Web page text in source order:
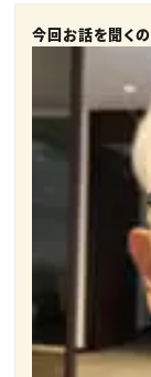
プ
今回お話を聞く